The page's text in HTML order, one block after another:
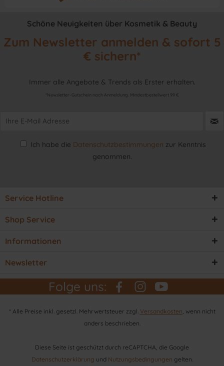
Originalprodukt vom Hersteller
Schöne Neuigkeiten über Kosmetik & Beauty
Zum Newsletter anmelden & sofort 5
€ sichern*
Immer alle Angebote & Trends als Erster erhalten.
*Newsletter-Gutschein nach Anmeldung. Mindestbestellwert 99 €
Ich habe die Datenschutzbestimmungen zur Kenntnis
genommen.
Service Hotline
Shop Service
Informationen
Newsletter
Folge uns:
* Alle Preise inkl. gesetzl. Mehrwertsteuer zzgl. Versandkosten , wenn nicht
anders beschrieben.
Diese Seite ist geschützt durch reCAPTCHA, die Google
Datenschutzerklärung und Nutzungsbedingungen gelten.